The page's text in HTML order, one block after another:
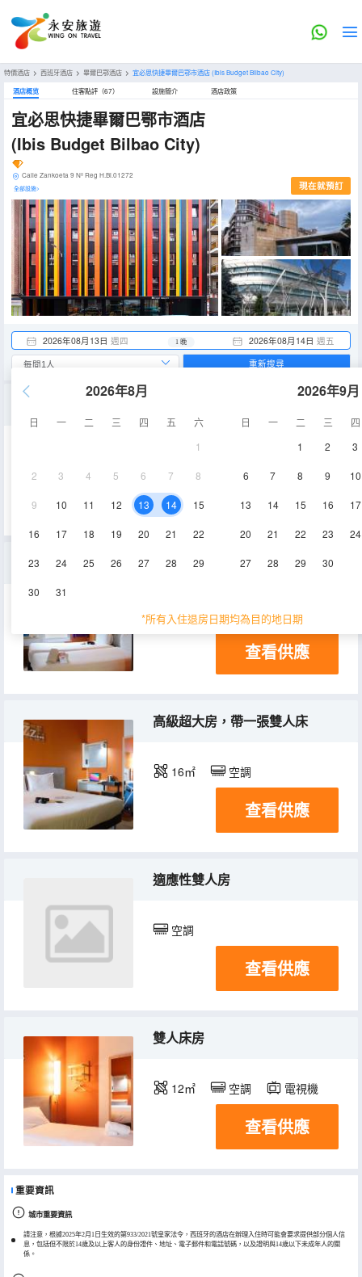
特價酒店 > 西班牙酒店 > 畢爾巴鄂酒店 > 宜必思快捷畢爾巴鄂市酒店(Ibis Budget Bilbao City)
酒店概览 住客點評（67） 設施簡介 酒店政策
宜必思快捷畢爾巴鄂市酒店
(Ibis Budget Bilbao City)
Calle Zankoeta 9 Nº Reg H.Bi.01272
全部設施> 現在就預訂
2026年08月13日 週四 2026年08月14日 週五
1 晚
2026年8月
日 一 二 三 四 五
六
1
2 3 4 5 6 7 8
9 10 11 12 13 14 15
16 17 18 19 20 21 22
23 24 25 26 27 28 29
30 31
2026年9月
日 一 二 三
四
1
2 3
6 7 8 9 10
13 14 15 16 17
20 21 22 23 24
27 28 29 30
*所有入住退房日期均為目的地日期
重新搜尋
標準雙床房
14㎡ 空調
查看供應
高級超大房，帶一張雙人床
16㎡ 空調
查看供應
適應性雙人房
空調
查看供應
雙人床房
12㎡ 空調 電視機
查看供應
重要資訊
城市重要資訊
請注意，根據2025年2月1日生效的第933/2021號皇家法令，西班牙的酒店在辦理入住時可能會要求提供部分個人信
息，包括但不限於14歲及以上客人的身份證件、地址、電子郵件和電話號碼，以及證明與14歲以下未成年人的關
係。